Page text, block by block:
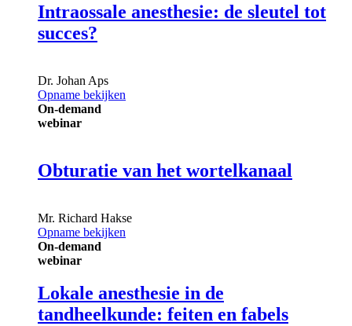
Intraossale anesthesie: de sleutel tot
succes?
Dr. Johan Aps
Opname bekijken
On-demand
webinar
Obturatie van het wortelkanaal
Mr. Richard Hakse
Opname bekijken
On-demand
webinar
Lokale anesthesie in de
tandheelkunde: feiten en fabels